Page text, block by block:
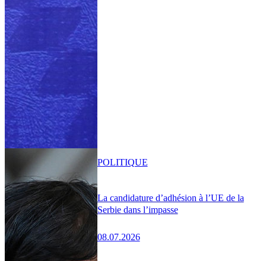
La candidature d’adhésion à l’UE de la
Serbie dans l’impasse
08.07.2026
POLITIQUE